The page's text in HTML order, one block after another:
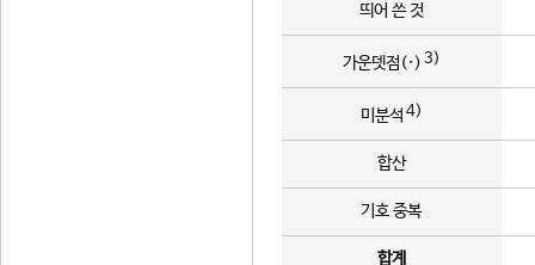
띄어 쓴 것
가운뎃점(·) 3)
미분석 4)
합산
기호 중복
합계